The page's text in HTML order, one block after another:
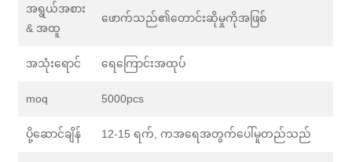
အရွယ်အစား
& အထူ
ဖောက်သည်၏တောင်းဆိုမှုကိုအဖြစ်
အသုံးရောင် ရေကြောင်းအထုပ်
moq 5000pcs
ပို့ဆောင်ချိန် 12-15 ရက်, ကအရေအတွက်ပေါ်မူတည်သည်